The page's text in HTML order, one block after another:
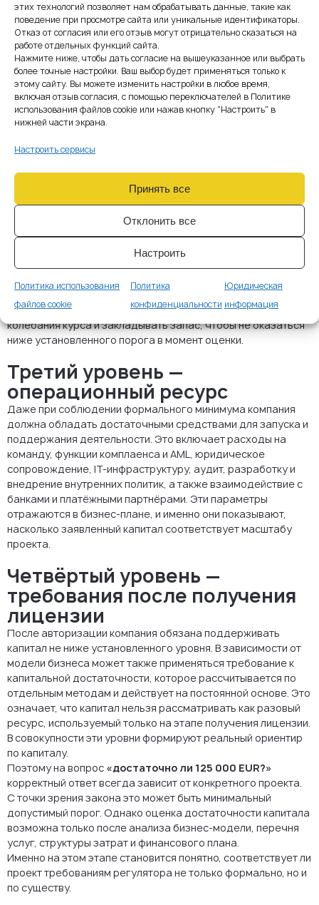
этих технологий позволяет нам обрабатывать данные, такие как
поведение при просмотре сайта или уникальные идентификаторы.
Отказ от согласия или его отзыв могут отрицательно сказаться на
работе отдельных функций сайта.
Нажмите ниже, чтобы дать согласие на вышеуказанное или выбрать
более точные настройки. Ваш выбор будет применяться только к
этому сайту. Вы можете изменить настройки в любое время,
включая отзыв согласия, с помощью переключателей в Политике
использования файлов cookie или нажав кнопку "Настроить" в
нижней части экрана.
Настроить сервисы
Принять все
Отклонить все
Настроить
Политика использования
файлов cookie
Политика
конфиденциальности
Юридическая
информация
Формальные пороги initial capital дают только отправную
точку. Чтобы понять, какой капитал действительно нужен
для проекта, важно смотреть шире — не только с
юридической, но и с практической точки зрения.
На практике необходимый объём капитала складывается из
нескольких уровней.
Первый уровень —
регуляторный минимум
Это базовые пороги, установленные законом: 20 000, 50
Второй уровень — валютный
буфер
ČNB оценивает выполнение требований к капиталу в евро-
эквиваленте по своему курсу на дату, близкую к принятию
решения. Это означает, что при формировании капитала в
другой валюте необходимо учитывать возможные
колебания курса и закладывать запас, чтобы не оказаться
ниже установленного порога в момент оценки.
Третий уровень —
операционный ресурс
Даже при соблюдении формального минимума компания
должна обладать достаточными средствами для запуска и
поддержания деятельности. Это включает расходы на
команду, функции комплаенса и AML, юридическое
сопровождение, IT-инфраструктуру, аудит, разработку и
внедрение внутренних политик, а также взаимодействие с
банками и платёжными партнёрами. Эти параметры
отражаются в бизнес-плане, и именно они показывают,
насколько заявленный капитал соответствует масштабу
проекта.
Четвёртый уровень —
требования после получения
лицензии
После авторизации компания обязана поддерживать
капитал не ниже установленного уровня. В зависимости от
модели бизнеса может также применяться требование к
капитальной достаточности, которое рассчитывается по
отдельным методам и действует на постоянной основе. Это
означает, что капитал нельзя рассматривать как разовый
ресурс, используемый только на этапе получения лицензии.
В совокупности эти уровни формируют реальный ориентир
по капиталу.
Поэтому на вопрос «достаточно ли 125 000 EUR?»
корректный ответ всегда зависит от конкретного проекта.
С точки зрения закона это может быть минимальный
допустимый порог. Однако оценка достаточности капитала
возможна только после анализа бизнес-модели, перечня
услуг, структуры затрат и финансового плана.
Именно на этом этапе становится понятно, соответствует ли
проект требованиям регулятора не только формально, но и
по существу.